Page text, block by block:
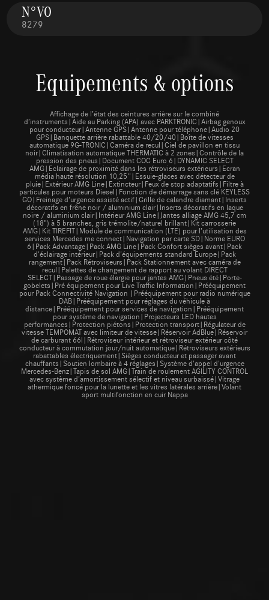
N°VO
8279
Equipements & options
Affichage de l’état des ceintures arrière sur le combiné
d’instruments|Aide au Parking (APA) avec PARKTRONIC|Airbag genoux
pour conducteur|Antenne GPS|Antenne pour téléphone|Audio 20
GPS|Banquette arrière rabattable 40/20/40|Boîte de vitesses
automatique 9G-TRONIC|Caméra de recul|Ciel de pavillon en tissu
noir|Climatisation automatique THERMATIC à 2 zones|Contrôle de la
pression des pneus|Document COC Euro 6|DYNAMIC SELECT
AMG|Eclairage de proximité dans les rétroviseurs extérieurs|Ecran
média haute résolution 10,25''|Essuie-glaces avec détecteur de
pluie|Extérieur AMG Line|Extincteur|Feux de stop adaptatifs|Filtre à
particules pour moteurs Diesel|Fonction de démarrage sans clé KEYLESS
GO|Freinage d’urgence assisté actif|Grille de calandre diamant|Inserts
décoratifs en frêne noir / aluminium clair|Inserts décoratifs en laque
noire / aluminium clair|Intérieur AMG Line|Jantes alliage AMG 45,7 cm
(18") à 5 branches, gris trémolite/naturel brillant|Kit carrosserie
AMG|Kit TIREFIT|Module de communication (LTE) pour l’utilisation des
services Mercedes me connect|Navigation par carte SD|Norme EURO
6|Pack Advantage|Pack AMG Line|Pack Confort sièges avant|Pack
d'éclairage intérieur|Pack d'équipements standard Europe|Pack
rangement|Pack Rétroviseurs|Pack Stationnement avec caméra de
recul|Palettes de changement de rapport au volant DIRECT
SELECT|Passage de roue élargie pour jantes AMG|Pneus été|Porte-
gobelets|Pré équipement pour Live Traffic Information|Prééquipement
pour Pack Connectivité Navigation |Prééquipement pour radio numérique
DAB|Prééquipement pour réglages du véhicule à
distance|Prééquipement pour services de navigation|Prééquipement
pour système de navigation|Projecteurs LED hautes
performances|Protection piétons|Protection transport|Régulateur de
vitesse TEMPOMAT avec limiteur de vitesse|Réservoir AdBlue|Réservoir
de carburant 66l|Rétroviseur intérieur et rétroviseur extérieur côté
conducteur à commutation jour/nuit automatique|Rétroviseurs extérieurs
rabattables électriquement|Sièges conducteur et passager avant
chauffants|Soutien lombaire à 4 réglages|Système d'appel d'urgence
Mercedes-Benz|Tapis de sol AMG|Train de roulement AGILITY CONTROL
avec système d'amortissement sélectif et niveau surbaissé|Vitrage
athermique foncé pour la lunette et les vitres latérales arrière|Volant
sport multifonction en cuir Nappa